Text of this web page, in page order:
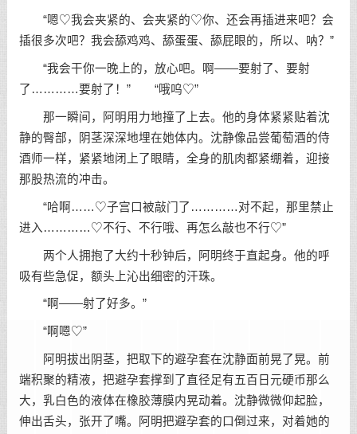
“嗯♡我会夹紧的、会夹紧的♡你、还会再插进来吧？会
插很多次吧？我会舔鸡鸡、舔蛋蛋、舔屁眼的，所以、呐？”
“我会干你一晚上的，放心吧。啊——要射了、要射
了…………要射了！” “哦呜♡”
那一瞬间，阿明用力地撞了上去。他的身体紧紧贴着沈
静的臀部，阴茎深深地埋在她体内。沈静像品尝葡萄酒的侍
酒师一样，紧紧地闭上了眼睛，全身的肌肉都紧绷着，迎接
那股热流的冲击。
“哈啊……♡子宫口被敲门了…………对不起，那里禁止
进入…………♡不行、不行哦、再怎么敲也不行♡”
两个人拥抱了大约十秒钟后，阿明终于直起身。他的呼
吸有些急促，额头上沁出细密的汗珠。
“啊——射了好多。”
“啊嗯♡”
阿明拔出阴茎，把取下的避孕套在沈静面前晃了晃。前
端积聚的精液，把避孕套撑到了直径足有五百日元硬币那么
大，乳白色的液体在橡胶薄膜内晃动着。沈静微微仰起脸，
伸出舌头，张开了嘴。阿明把避孕套的口倒过来，对着她的